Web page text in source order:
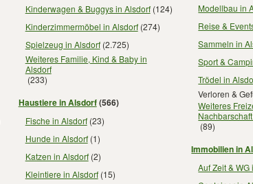
Kinderwagen & Buggys in Alsdorf(124)
Kinderzimmermöbel in Alsdorf(274)
Spielzeug in Alsdorf(2.725)
Weiteres Familie, Kind & Baby in
Alsdorf
(233)
Haustiere in Alsdorf(566)
Fische in Alsdorf(23)
Hunde in Alsdorf(1)
Katzen in Alsdorf(2)
Kleintiere in Alsdorf(15)
Modellbau in
Reise &
Sammeln in
Sport &
Trödel in
Verloren &
Weiteres
(89)
Immobilien in
Auf Zeit & WG